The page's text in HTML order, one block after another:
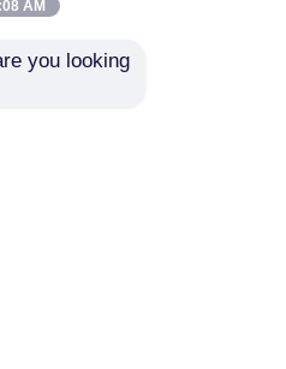
AM
you looking